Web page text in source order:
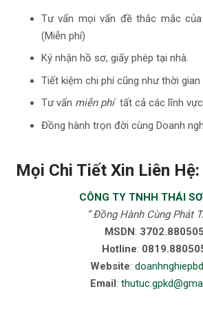
Tư vấn mọi vấn đề thắc mắc của
(Miễn phí)
Ký nhận hồ sơ, giấy phép tại nhà.
Tiết kiệm chi phí cũng như thời gian
Tư vấn miễn phítất cả các lĩnh vực
Đồng hành trọn đời cùng Doanh
Mọi Chi Tiết Xin Liên Hệ:
CÔNG TY TNHH THÁI
” Đồng Hành Cùng Phát
MSDN: 3702.880505
Hotline:
Website:
Email: